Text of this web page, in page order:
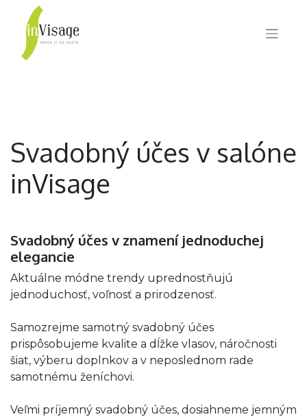
Svadobný účes v salóne
inVisage
Svadobný účes v znamení jednoduchej
elegancie
​ Aktuálne módne trendy uprednostňujú
jednoduchosť, voľnosť a prirodzenosť.
Samozrejme samotný svadobný účes
prispôsobujeme kvalite a dĺžke vlasov, náročnosti
šiat, výberu doplnkov a v neposlednom rade
samotnému ženíchovi.
Veľmi príjemný svadobný účes, dosiahneme jemným